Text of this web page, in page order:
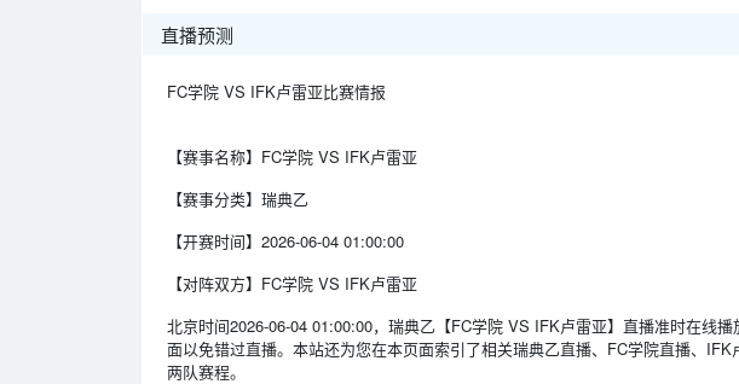
直播预测
FC学院 VS IFK卢雷亚比赛情报
【赛事名称】 FC学院 VS IFK卢雷亚
【赛事分类】 瑞典乙
【开赛时间】 2026-06-04 01:00:00
【对阵双方】 FC学院 VS IFK卢雷亚
北京时间2026-06-04 01:00:00，瑞典乙【FC学院 VS IFK卢雷亚】直播准时在线
面以免错过直播。本站还为您在本页面索引了相关瑞典乙直播、FC学院直播、IFK
两队赛程。